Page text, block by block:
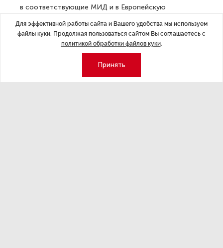
в соответствующие МИД и в Европейскую
внешнеполитическую службу (ЕВС) в связи
с референдумами в ЛНР, ДНР, Запорожской
и Херсонской областях, подтвердил «Интерфаксу»
официальный представитель ЕВС Петер Стано. Пресс-
секретарь уточнил, что вызов российских дипломатов
ведется с минувшей пятницы. «Сегодня днем
Для эффективной работы сайта и Вашего удобства мы используем
файлы куки. Продолжая пользоваться сайтом Вы соглашаетесь с
политикой обработки файлов куки.
Принять